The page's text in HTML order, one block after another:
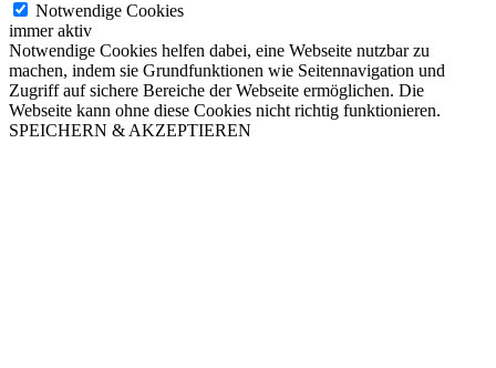
Notwendige Cookies
immer aktiv
Notwendige Cookies helfen dabei, eine Webseite nutzbar zu
machen, indem sie Grundfunktionen wie Seitennavigation und
Zugriff auf sichere Bereiche der Webseite ermöglichen. Die
Webseite kann ohne diese Cookies nicht richtig funktionieren.
SPEICHERN & AKZEPTIEREN